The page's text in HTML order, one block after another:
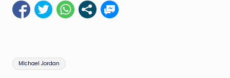
Etiquetas:
MIchael Jordan